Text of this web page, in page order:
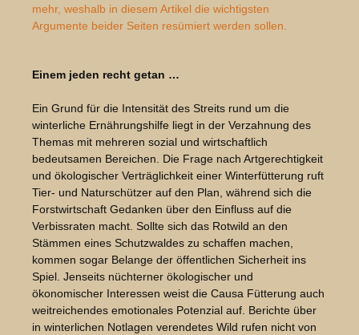
mehr, weshalb in diesem Artikel die wichtigsten
Argumente beider Seiten resümiert werden sollen.
Einem jeden recht getan …
Ein Grund für die Intensität des Streits rund um die
winterliche Ernährungshilfe liegt in der Verzahnung des
Themas mit mehreren sozial und wirtschaftlich
bedeutsamen Bereichen. Die Frage nach Artgerechtigkeit
und ökologischer Verträglichkeit einer Winterfütterung ruft
Tier- und Naturschützer auf den Plan, während sich die
Forstwirtschaft Gedanken über den Einfluss auf die
Verbissraten macht. Sollte sich das Rotwild an den
Stämmen eines Schutzwaldes zu schaffen machen,
kommen sogar Belange der öffentlichen Sicherheit ins
Spiel. Jenseits nüchterner ökologischer und
ökonomischer Interessen weist die Causa Fütterung auch
weitreichendes emotionales Potenzial auf. Berichte über
in winterlichen Notlagen verendetes Wild rufen nicht von